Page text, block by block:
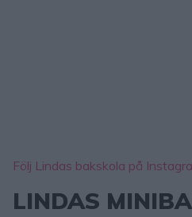
Följ Lindas bakskola på
LINDAS